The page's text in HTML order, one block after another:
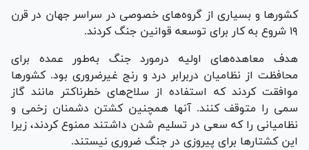
کشور‌ها و بسیاری از گروه‌های خصوصی در سراسر جهان در قرن
۱۹ شروع به کار برای توسعه قوانین جنگ کردند.
هدف معاهده‌های اولیه درمورد جنگ به‌طور عمده برای
محافظت از نظامیان دربرابر درد و رنج غیرضروری بود. کشور‌ها
موافقت کردند که استفاده از سلاح‌های خطرناکتر مانند گاز
سمی را متوقف کنند. آنها همچنین کشتن دشمنان زخمی و
نظامیانی را که سعی در تسلیم شدن داشتند ممنوع کردند، زیرا
این کشتار‌ها برای پیروزی در جنگ ضروری نیستند.